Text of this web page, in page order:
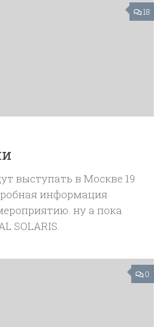
18
выступать в Москве 19
информация
ну а пока
SOLARIS.
0